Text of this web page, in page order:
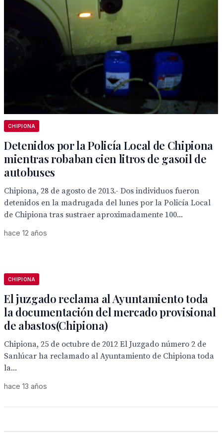
CHIPIONA
Detenidos por la Policía Local de Chipiona
mientras robaban cien litros de gasoil de
autobuses
Chipiona, 28 de agosto de 2013.- Dos individuos fueron
detenidos en la madrugada del lunes por la Policía Local
de Chipiona tras sustraer aproximadamente 100...
hace 12 años
CHIPIONA
El juzgado reclama al Ayuntamiento toda
la documentación del mercado provisional
de abastos(Chipiona)
Chipiona, 25 de octubre de 2012 El Juzgado número 2 de
Sanlúcar ha reclamado al Ayuntamiento de Chipiona toda
la...
hace 13 años